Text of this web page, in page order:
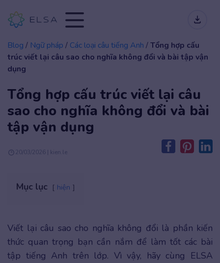
Blog / Ngữ pháp / Các loại câu tiếng Anh /Tổng hợp cấu
trúc viết lại câu sao cho nghĩa không đổi và bài tập vận
dụng
Tổng hợp cấu trúc viết lại câu
sao cho nghĩa không đổi và bài
tập vận dụng
20/03/2026 | kien.le
Mục lục hiện
Viết lại câu sao cho nghĩa không đổi là phần kiến
thức quan trọng bạn cần nắm để làm tốt các bài
tập tiếng Anh trên lớp. Vì vậy, hãy cùng ELSA